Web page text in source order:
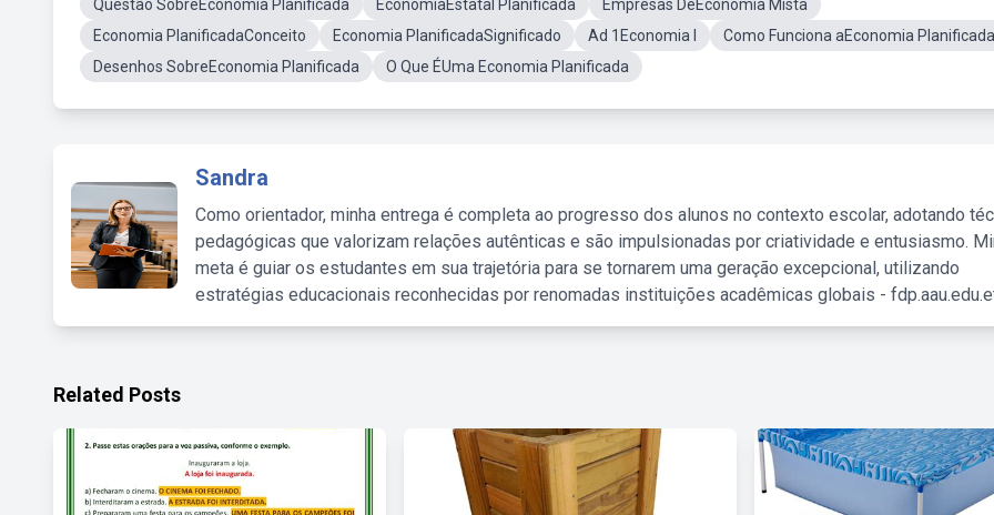
Questão SobreEconomia Planificada
EconomiaEstatal Planificada
Empresas DeEconomia Mista
Economia PlanificadaConceito
Economia PlanificadaSignificado Ad 1Economia I
Como Funciona aEconomia Planificada
Desenhos SobreEconomia Planificada
O Que ÉUma Economia Planificada
Sandra
Como orientador, minha entrega é completa ao progresso dos alunos no contexto escolar, adotando
pedagógicas que valorizam relações autênticas e são impulsionadas por criatividade e entusiasmo.
meta é guiar os estudantes em sua trajetória para se tornarem uma geração excepcional, utilizando
estratégias educacionais reconhecidas por renomadas instituições acadêmicas globais -
Related Posts